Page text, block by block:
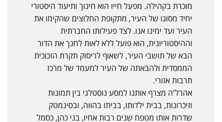
מוכרת בקהילה. מפעל חייו הוא חינוך ותיעוד היסטורי
יחיד מסוגו של העיר, מתקופת החלוצים שהקימו את
העיר ועד ימינו אנו. לצד פעילותו החברתית
וההיסטוריונית, הוא פועל ללא לאות לחנך את הדור
הבא של תושבי העיר, לשאוף לריסוק תקרת הזכוכית
הממסדית ולהבאתה של העיר למעמד של מרכז
תרבות אזורי.
אהרל'ה מצרף אותנו למסע נוסטלגי בין תמונות
וזיכרונות, בבית ילדותו, בביתו בהווה, ובסינמטק
שדרות אותו מטפח שנים רבות אחיו, בני כהן, כסמל